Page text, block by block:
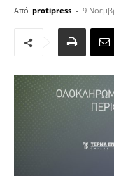
Από protipress - 9